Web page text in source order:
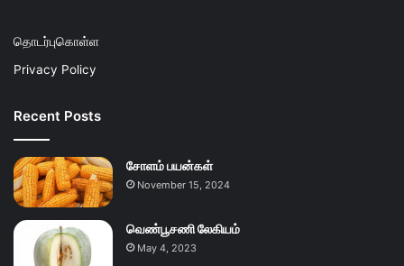
தொடர்புகொள்ள
Privacy Policy
Recent Posts
சோளம் பயன்கள்
November 15, 2024
வெண்பூசணி லேகியம்
May 4, 2023